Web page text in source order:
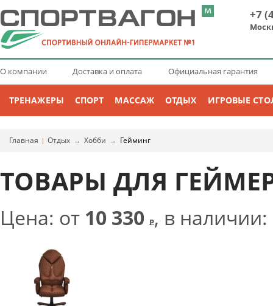
+7
О компании Доставка и оплата Официальная гарантия
ТРЕНАЖЕРЫ СПОРТ МАССАЖ ОТДЫХ ИГРОВЫЕ
Главная | Отдых → Хобби → Гейминг
ТОВАРЫ ДЛЯ
Цена: от 10 330 Р, в наличии: